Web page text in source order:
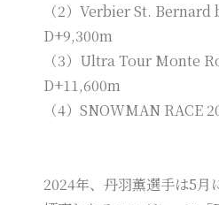
（2）Verbier St.
D+9,300m
（3）Ultra Tour Monte
D+11,600m
（4）SNOWMAN RACE
2024年、丹羽薫選手は5月